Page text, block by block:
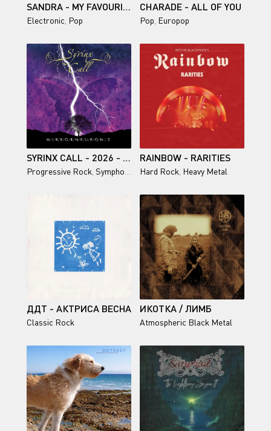
SANDRA - MY FAVOURITES (REISSUE, REMASTERED) 1999/2023
Electronic Pop
CHARADE - ALL OF YOU
Pop Europop
SYRINX CALL - 2026 - MIRRORNEURON 2
Progressive Rock Symphonic Rock , Art Rock
RAINBOW - RARITIES
Hard Rock Heavy Metal
ДДТ - АКТРИСА ВЕСНА
Classic Rock
ИКОТКА / ЛИМБ
Atmospheric Black Metal